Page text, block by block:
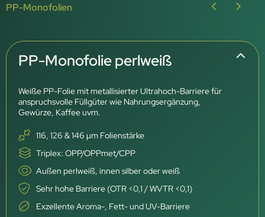
PP-Monofolien
PP-Monofolie perlweiß
Weiße PP-Folie mit metallisierter Ultrahoch-Barriere für
anspruchsvolle Füllgüter wie Nahrungsergänzung,
Gewürze, Kaffee uvm.
116, 126 & 146 µm Folienstärke
Triplex: OPP/OPPmet/CPP
Außen perlweiß, innen silber oder weiß
Sehr hohe Barriere (OTR <0,1 / WVTR <0,1)
Exzellente Aroma-, Fett- und UV-Barriere